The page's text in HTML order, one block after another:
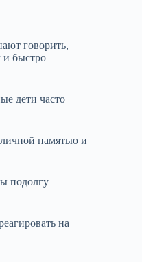
говорить,
и быстро
дети часто
памятью и
подолгу
на